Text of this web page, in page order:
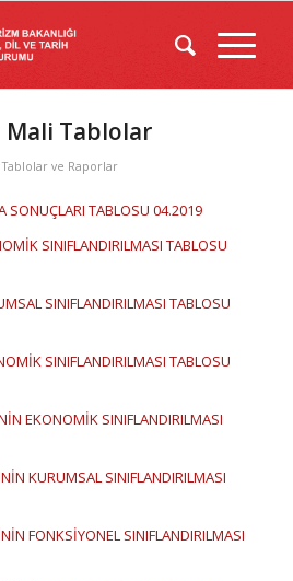
Mali Tablolar
Tablolar ve Raporlar
SONUÇLARI TABLOSU 04.2019
SINIFLANDIRILMASI TABLOSU
SINIFLANDIRILMASI TABLOSU
SINIFLANDIRILMASI TABLOSU
EKONOMİK SINIFLANDIRILMASI
KURUMSAL SINIFLANDIRILMASI
FONKSİYONEL SINIFLANDIRILMASI